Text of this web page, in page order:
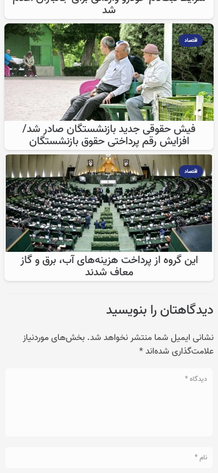
شد
اقتصاد
فیش حقوقی جدید بازنشستگان صادر شد/
افزایش رقم پرداختی‌ حقوق بازنشستگان
اقتصاد
این گروه از پرداخت هزینه‌های آب، برق و گاز
معاف شدند
دیدگاهتان را بنویسید
نشانی ایمیل شما منتشر نخواهد شد. بخش‌های موردنیاز
علامت‌گذاری شده‌اند*